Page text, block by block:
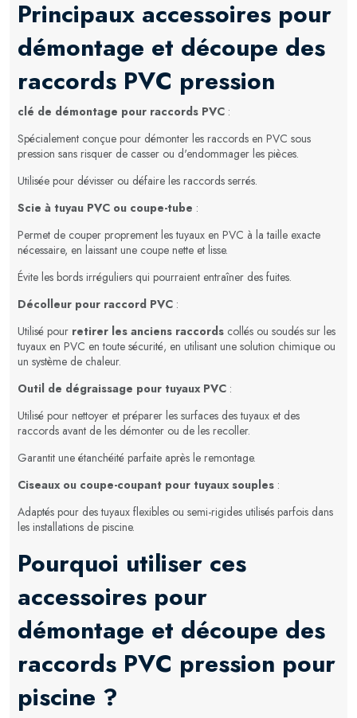
Principaux accessoires pour
démontage et découpe des
raccords PVC pression
clé de démontage pour raccords PVC :
Spécialement conçue pour démonter les raccords en PVC sous
pression sans risquer de casser ou d'endommager les pièces.
Utilisée pour dévisser ou défaire les raccords serrés.
Scie à tuyau PVC ou coupe-tube :
Permet de couper proprement les tuyaux en PVC à la taille exacte
nécessaire, en laissant une coupe nette et lisse.
Évite les bords irréguliers qui pourraient entraîner des fuites.
Décolleur pour raccord PVC :
Utilisé pour retirer les anciens raccords collés ou soudés sur les
tuyaux en PVC en toute sécurité, en utilisant une solution chimique ou
un système de chaleur.
Outil de dégraissage pour tuyaux PVC :
Utilisé pour nettoyer et préparer les surfaces des tuyaux et des
raccords avant de les démonter ou de les recoller.
Garantit une étanchéité parfaite après le remontage.
Ciseaux ou coupe-coupant pour tuyaux souples :
Adaptés pour des tuyaux flexibles ou semi-rigides utilisés parfois dans
les installations de piscine.
Pourquoi utiliser ces
accessoires pour
démontage et découpe des
raccords PVC pression pour
piscine ?